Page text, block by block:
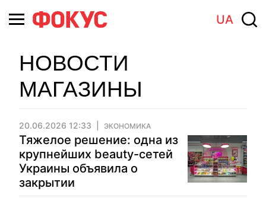
UA
НОВОСТИ
МАГАЗИНЫ
20.06.2026 12:33 ЭКОНОМИКА
Тяжелое решение: одна из
крупнейших beauty-сетей
Украины объявила о
закрытии